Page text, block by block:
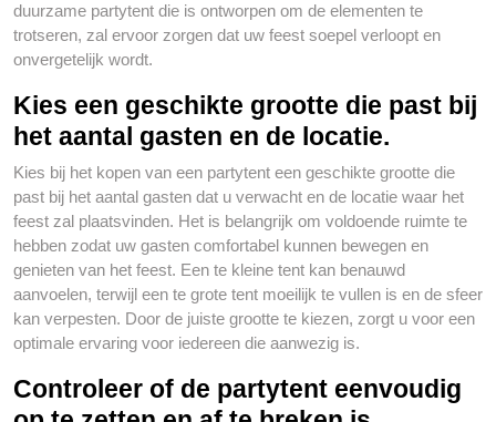
duurzame partytent die is ontworpen om de elementen te
trotseren, zal ervoor zorgen dat uw feest soepel verloopt en
onvergetelijk wordt.
Kies een geschikte grootte die past bij
het aantal gasten en de locatie.
Kies bij het kopen van een partytent een geschikte grootte die
past bij het aantal gasten dat u verwacht en de locatie waar het
feest zal plaatsvinden. Het is belangrijk om voldoende ruimte te
hebben zodat uw gasten comfortabel kunnen bewegen en
genieten van het feest. Een te kleine tent kan benauwd
aanvoelen, terwijl een te grote tent moeilijk te vullen is en de sfeer
kan verpesten. Door de juiste grootte te kiezen, zorgt u voor een
optimale ervaring voor iedereen die aanwezig is.
Controleer of de partytent eenvoudig